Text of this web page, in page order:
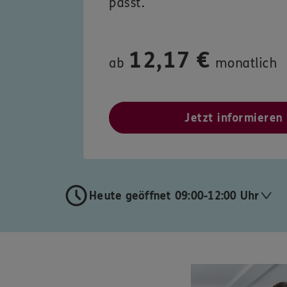
passt.
ab 12,17 € monatlich
Jetzt informieren
Heute geöffnet 09:00-12:00 Uhr